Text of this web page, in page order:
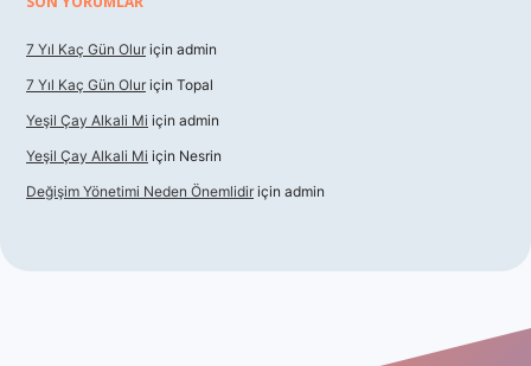
7 Yıl Kaç Gün Olur için admin
7 Yıl Kaç Gün Olur için Topal
Yeşil Çay Alkali Mi için admin
Yeşil Çay Alkali Mi için Nesrin
Değişim Yönetimi Neden Önemlidir için admin